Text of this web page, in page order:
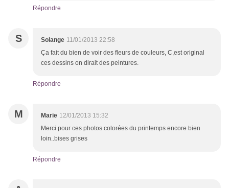
Répondre
S Solange 11/01/2013 22:58
Ça fait du bien de voir des fleurs de couleurs, C,est original
ces dessins on dirait des peintures.
Répondre
M Marie 12/01/2013 15:32
Merci pour ces photos colorées du printemps encore bien
loin..bises grises
Répondre